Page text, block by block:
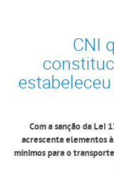
CNI
Com a sanção da Lei
acrescenta elementos
mínimos para o